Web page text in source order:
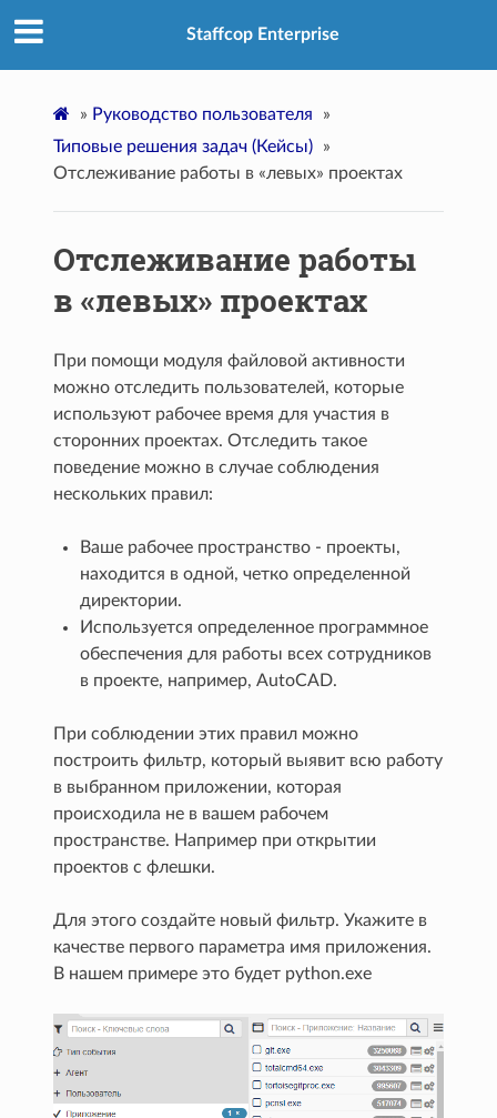
Staffcop Enterprise
» Руководство пользователя
»
Типовые решения задач (Кейсы)
»
Отслеживание работы в «левых» проектах
Отслеживание работы
в «левых» проектах
При помощи модуля файловой активности
можно отследить пользователей, которые
используют рабочее время для участия в
сторонних проектах. Отследить такое
поведение можно в случае соблюдения
нескольких правил:
Ваше рабочее пространство - проекты,
находится в одной, четко определенной
директории.
Используется определенное программное
обеспечения для работы всех сотрудников
в проекте, например, AutoCAD.
При соблюдении этих правил можно
построить фильтр, который выявит всю работу
в выбранном приложении, которая
происходила не в вашем рабочем
пространстве. Например при открытии
проектов с флешки.
Для этого создайте новый фильтр. Укажите в
качестве первого параметра имя приложения.
В нашем примере это будет python.exe